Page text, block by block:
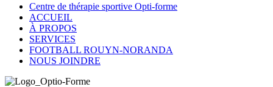
Centre de thérapie sportive Opti-forme
ACCUEIL
À PROPOS
SERVICES
FOOTBALL ROUYN-NORANDA
NOUS JOINDRE